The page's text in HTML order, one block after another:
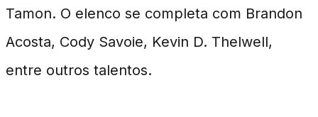
Tamon. O elenco se completa com Brandon
Acosta, Cody Savoie, Kevin D. Thelwell,
entre outros talentos.